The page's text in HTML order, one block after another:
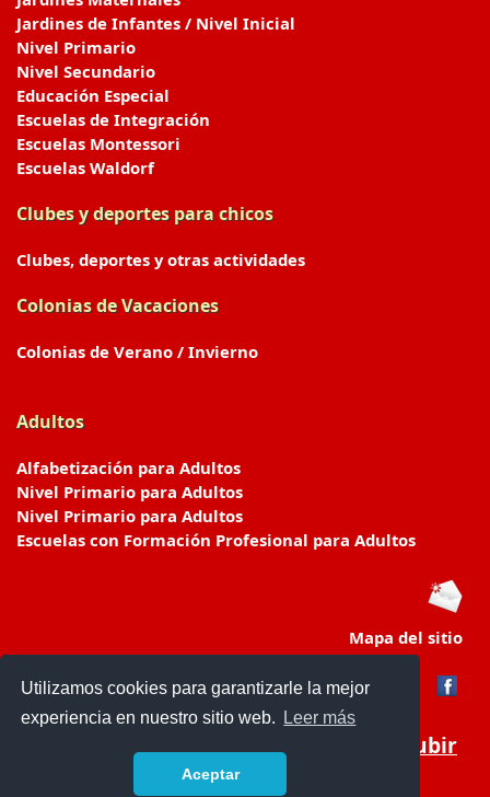
Utilizamos cookies para garantizarle la mejor
experiencia en nuestro sitio web.
Leer más
Aceptar
Jardines de Infantes / Nivel Inicial
Nivel Primario
Nivel Secundario
Educación Especial
Escuelas de Integración
Escuelas Montessori
Escuelas Waldorf
Clubes y deportes para chicos
Clubes, deportes y otras actividades
Colonias de Vacaciones
Colonias de Verano / Invierno
Adultos
Alfabetización para Adultos
Nivel Primario para Adultos
Nivel Primario para Adultos
Escuelas con Formación Profesional para Adultos
Mapa del sitio
Subir